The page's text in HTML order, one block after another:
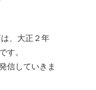
、大正２年
す。
信していきま